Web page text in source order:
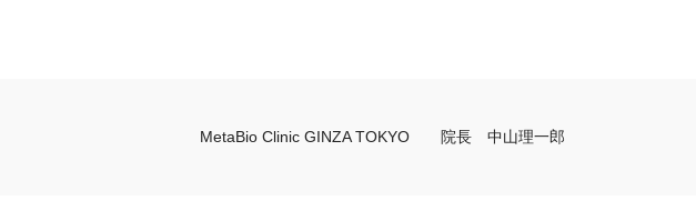
MetaBio Clinic GINZA TOKYO 院長 中山理一郎